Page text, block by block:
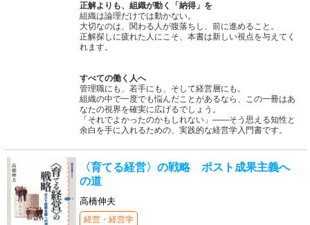
正解よりも、組織が動く「納得」を
組織は論理だけでは動かない。
大切なのは、関わる人が腹落ちし、前に進めること。
正解探しに疲れた人にこそ、本書は新しい視点を与えてく
れます。
すべての働く人へ
管理職にも、若手にも、そして経営層にも。
組織の中で一度でも悩んだことがあるなら、この一冊はあ
なたの視界を確実に広げるでしょう。
「それでよかったのかもしれない」――そう思える知性と
余白を手に入れるための、実践的な経営学入門書です。
〈育てる経営〉の戦略 ポスト成果主義へ
の道
高橋伸夫
経営・経営学